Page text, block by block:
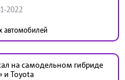
2022
автомобилей
на самодельном гибриде
и Toyota